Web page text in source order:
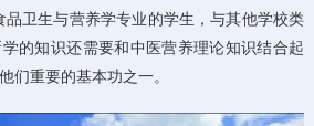
品卫生与营养学专业的学生，与其他学校类
的知识还需要和中医营养理论知识结合起
们重要的基本功之一。